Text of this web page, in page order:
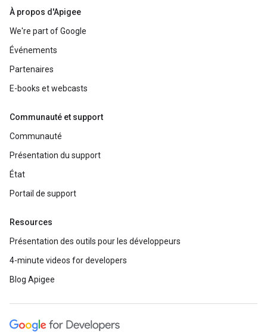
À propos d'Apigee
We're part of Google
Événements
Partenaires
E-books et webcasts
Communauté et support
Communauté
Présentation du support
État
Portail de support
Resources
Présentation des outils pour les développeurs
4-minute videos for developers
Blog Apigee